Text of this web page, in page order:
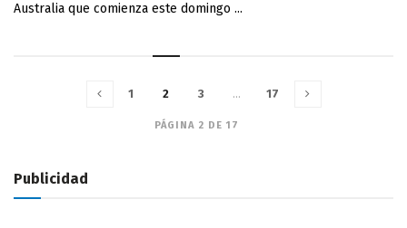
Australia que comienza este domingo ...
PÁGINA 2 DE 17
1 2 3 … 17
Publicidad